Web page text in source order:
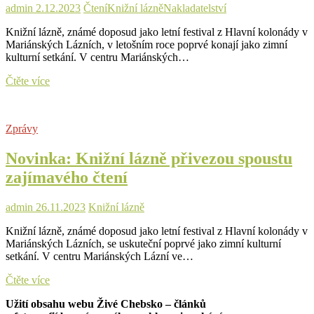
a
zajímavé
knihy
admin 2.12.2023 ČteníKnižní lázněNakladatelství
Knižní lázně, známé doposud jako letní festival z Hlavní kolonády v
Mariánských Lázních, v letošním roce poprvé konají jako zimní
kulturní setkání. V centru Mariánských…
Čtěte víceKnižní
Program
pokračuje
až
sobotního
Zprávy
Novinka: Knižní lázně přivezou spoustu
zajímavého čtení
admin 26.11.2023 Knižní lázně
Knižní lázně, známé doposud jako letní festival z Hlavní kolonády v
Mariánských Lázních, se uskuteční poprvé jako zimní kulturní
setkání. V centru Mariánských Lázní ve…
Čtěte víceNovinka:
lázně
Užití obsahu webu Živé Chebsko – článků